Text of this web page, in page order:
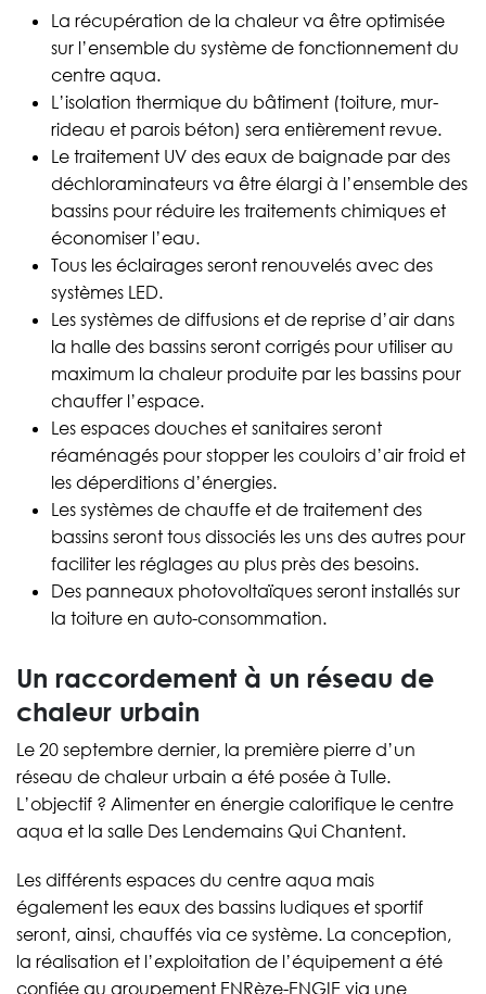
La récupération de la chaleur va être optimisée
sur l’ensemble du système de fonctionnement du
centre aqua.
L’isolation thermique du bâtiment (toiture, mur-
rideau et parois béton) sera entièrement revue.
Le traitement UV des eaux de baignade par des
déchloraminateurs va être élargi à l’ensemble des
bassins pour réduire les traitements chimiques et
économiser l’eau.
Tous les éclairages seront renouvelés avec des
systèmes LED.
Les systèmes de diffusions et de reprise d’air dans
la halle des bassins seront corrigés pour utiliser au
maximum la chaleur produite par les bassins pour
chauffer l’espace.
Les espaces douches et sanitaires seront
réaménagés pour stopper les couloirs d’air froid et
les déperditions d’énergies.
Les systèmes de chauffe et de traitement des
bassins seront tous dissociés les uns des autres pour
faciliter les réglages au plus près des besoins.
Des panneaux photovoltaïques seront installés sur
la toiture en auto-consommation.
Un raccordement à un réseau de
chaleur urbain
Le 20 septembre dernier, la première pierre d’un
réseau de chaleur urbain a été posée à Tulle.
L’objectif ? Alimenter en énergie calorifique le centre
aqua et la salle Des Lendemains Qui Chantent.
Les différents espaces du centre aqua mais
également les eaux des bassins ludiques et sportif
seront, ainsi, chauffés via ce système. La conception,
la réalisation et l’exploitation de l’équipement a été
confiée au groupement ENRèze-ENGIE via une